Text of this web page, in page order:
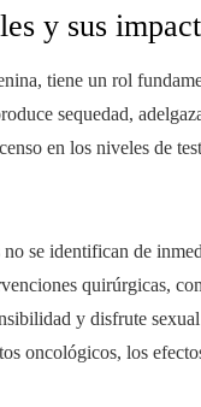
y sus
tiene un rol
sequedad,
en los niveles de
se identifican de
quirúrgicas,
y disfrute
oncológicos, los